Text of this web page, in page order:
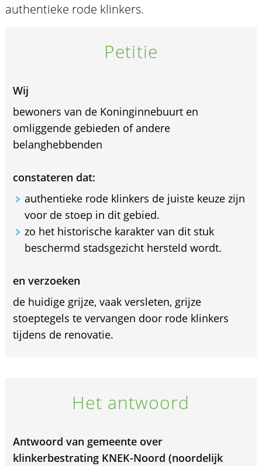
authentieke rode klinkers.
Petitie
Wij
bewoners van de Koninginnebuurt en
omliggende gebieden of andere
belanghebbenden
constateren dat:
authentieke rode klinkers de juiste keuze zijn
voor de stoep in dit gebied.
zo het historische karakter van dit stuk
beschermd stadsgezicht hersteld wordt.
en verzoeken
de huidige grijze, vaak versleten, grijze
stoeptegels te vervangen door rode klinkers
tijdens de renovatie.
Het antwoord
Antwoord van gemeente over
klinkerbestrating KNEK-Noord (noordelijk